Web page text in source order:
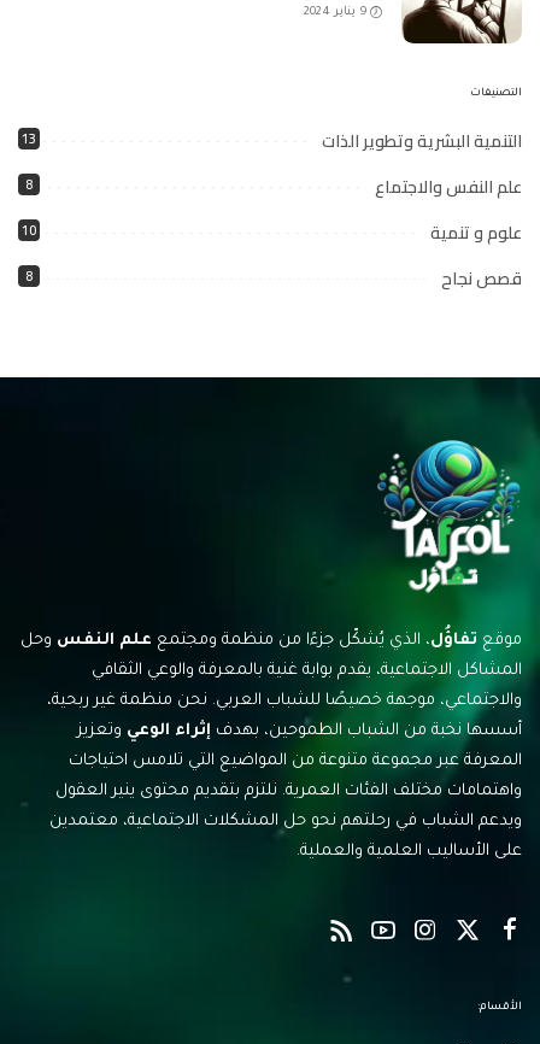
9 يناير 2024
التصنيفات
التنمية البشرية وتطوير الذات 13
علم النفس والاجتماع 8
علوم و تنمية 10
قصص نجاح 8
موقع تفاؤُل، الذي يُشكّل جزءًا من منظمة ومجتمع علم النفس وحل
المشاكل الاجتماعية، يقدم بوابة غنية بالمعرفة والوعي الثقافي
والاجتماعي، موجهة خصيصًا للشباب العربي. نحن منظمة غير ربحية،
أسسها نخبة من الشباب الطموحين، بهدف إثراء الوعي وتعزيز
المعرفة عبر مجموعة متنوعة من المواضيع التي تلامس احتياجات
واهتمامات مختلف الفئات العمرية. نلتزم بتقديم محتوى ينير العقول
ويدعم الشباب في رحلتهم نحو حل المشكلات الاجتماعية، معتمدين
على الأساليب العلمية والعملية.
الأقسام: